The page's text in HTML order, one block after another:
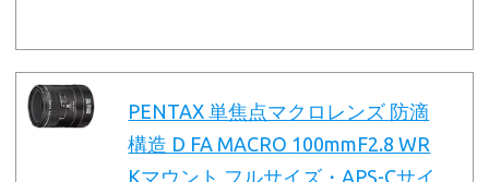
PENTAX 単焦点マクロレンズ 防滴
構造 D FA MACRO 100mmF2.8 WR
Kマウント フルサイズ・APS-Cサイ